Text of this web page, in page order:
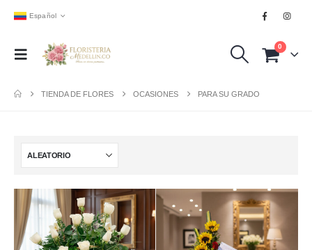
Español
0
TIENDA DE FLORES OCASIONES PARA SU GRADO